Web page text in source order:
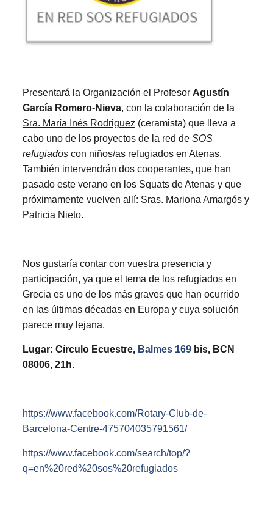
Presentará la Organización el Profesor Agustín
García Romero-Nieva, con la colaboración de la
Sra. María Inés Rodriguez (ceramista) que lleva a
cabo uno de los proyectos de la red de SOS
refugiadoscon niños/as refugiados en Atenas.
También intervendrán dos cooperantes, que han
pasado este verano en los Squats de Atenas y que
próximamente vuelven allí: Sras. Mariona Amargós y
Patricia Nieto.
Nos gustaría contar con vuestra presencia y
participación, ya que el tema de los refugiados en
Grecia es uno de los más graves que han ocurrido
en las últimas décadas en Europa y cuya solución
parece muy lejana.
Lugar: Círculo Ecuestre, Balmes 169bis, BCN
08006, 21h.
https://www.facebook.com/Rotary-Club-de-
Barcelona-Centre-475704035791561/
https://www.facebook.com/search/top/?
q=en%20red%20sos%20refugiados